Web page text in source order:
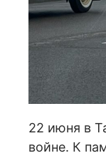
22 июня в
войне. К